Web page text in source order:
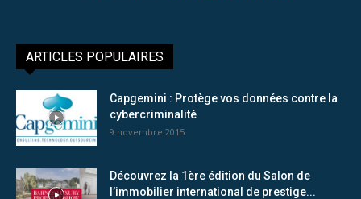
ARTICLES POPULAIRES
Capgemini : Protège vos données contre la
cybercriminalité
9 novembre 2015
Découvrez la 1ère édition du Salon de
l’immobilier international de prestige...